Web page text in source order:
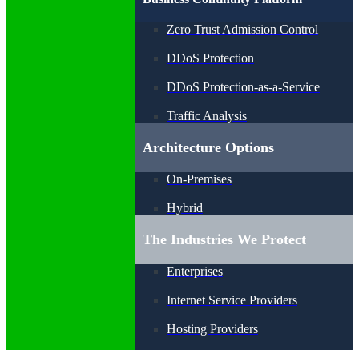
Zero Trust Admission Control
DDoS Protection
DDoS Protection-as-a-Service
Traffic Analysis
Architecture Options
On-Premises
Hybrid
The Industries We Protect
Enterprises
Internet Service Providers
Hosting Providers